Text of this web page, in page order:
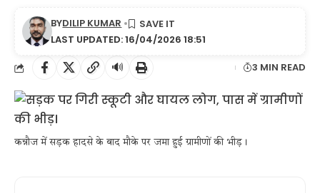
LAST UPDATED: 16/04/2026 18:51
BYDILIP KUMAR
🔊 3 MIN READ
कन्नौज में सड़क हादसे के बाद मौके पर जमा हुई ग्रामीणों की भीड़।